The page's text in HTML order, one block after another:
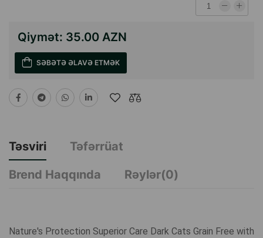
Qiymət: 35.00 AZN
SƏBƏTƏ ƏLAVƏ ETMƏK
Təsviri
Təfərrüat
Brend Haqqında
Rəylər(0)
Nature's Protection Superior Care Dark Cats Grain Free with